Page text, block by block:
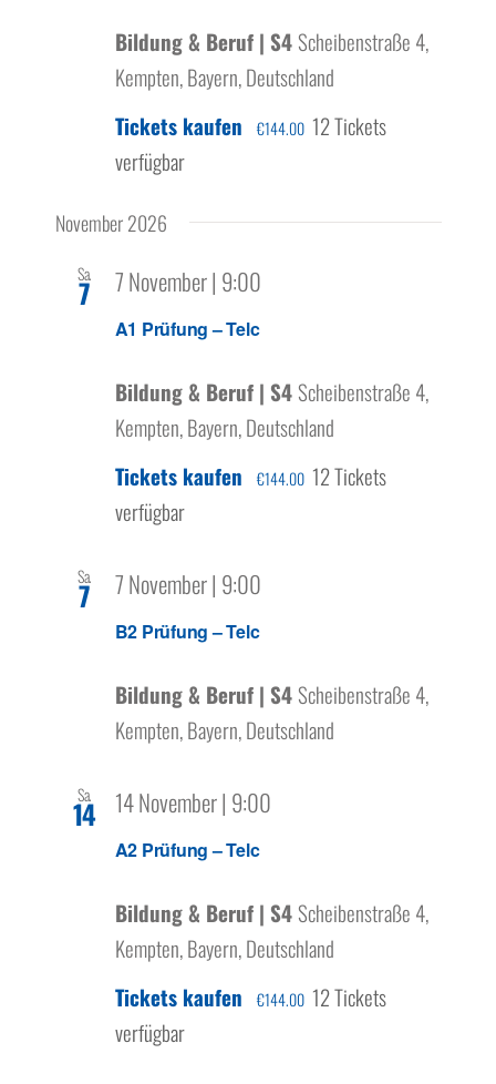
Bildung & Beruf | S4 Scheibenstraße 4,
Kempten, Bayern, Deutschland
Tickets kaufen
€144.00 12 Tickets
verfügbar
November 2026
Sa.
7
A1 Prüfung – Telc
7 November | 9:00
Bildung & Beruf | S4 Scheibenstraße 4,
Kempten, Bayern, Deutschland
Tickets kaufen
€144.00 12 Tickets
verfügbar
Sa.
7
B2 Prüfung – Telc
7 November | 9:00
Bildung & Beruf | S4 Scheibenstraße 4,
Kempten, Bayern, Deutschland
Sa.
14
A2 Prüfung – Telc
14 November | 9:00
Bildung & Beruf | S4 Scheibenstraße 4,
Kempten, Bayern, Deutschland
Tickets kaufen
€144.00 12 Tickets
verfügbar